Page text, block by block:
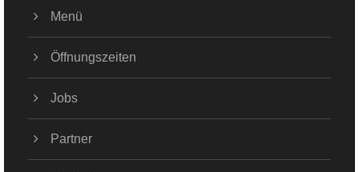
Menü
Öffnungszeiten
Jobs
Partner